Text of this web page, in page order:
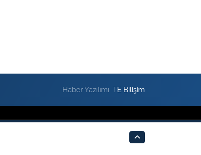
Haber Yazılımı:TE Bilişim